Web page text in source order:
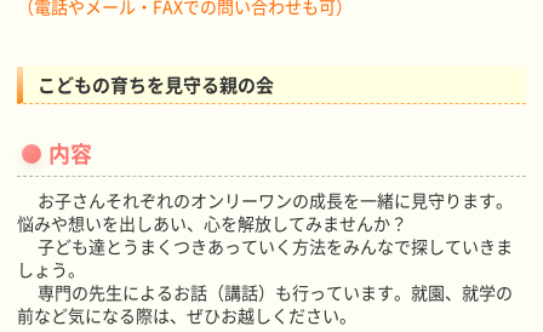
（電話やメール・FAXでの問い合わせも可）
こどもの育ちを見守る親の会
内容
お子さんそれぞれのオンリーワンの成長を一緒に見守ります。
悩みや想いを出しあい、心を解放してみませんか？
子ども達とうまくつきあっていく方法をみんなで探していきま
しょう。
専門の先生によるお話（講話）も行っています。就園、就学の
前など気になる際は、ぜひお越しください。